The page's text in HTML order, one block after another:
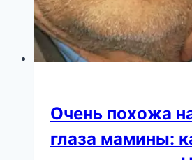
Очень похожа
глаза мамины: